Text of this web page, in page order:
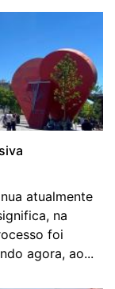
atualmente
na
foi
agora, ao...